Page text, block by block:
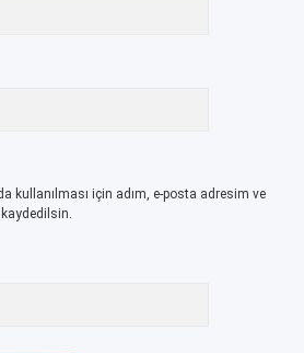
kullanılması için adım, e-posta adresim ve